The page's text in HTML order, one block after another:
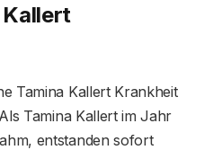
Kallert
Tamina Kallert Krankheit
Tamina Kallert im Jahr
entstanden sofort